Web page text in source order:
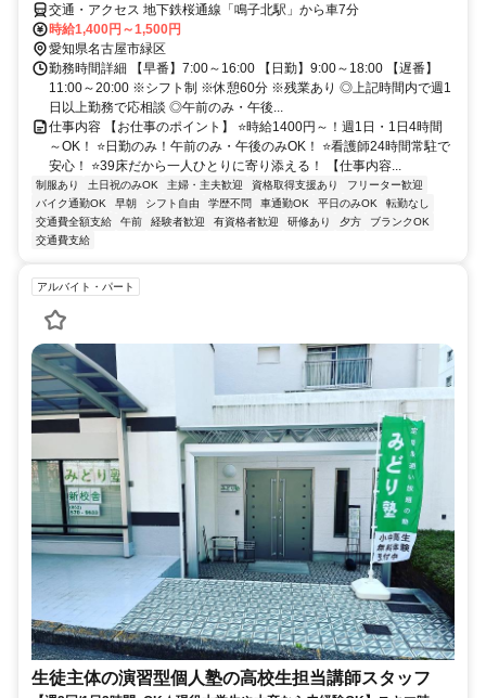
交通・アクセス 地下鉄桜通線「鳴子北駅」から車7分
時給1,400円～1,500円
愛知県名古屋市緑区
勤務時間詳細 【早番】7:00～16:00 【日勤】9:00～18:00 【遅番】
11:00～20:00 ※シフト制 ※休憩60分 ※残業あり ◎上記時間内で週1
日以上勤務で応相談 ◎午前のみ・午後...
仕事内容 【お仕事のポイント】 ⭐時給1400円～！週1日・1日4時間
～OK！ ⭐日勤のみ！午前のみ・午後のみOK！ ⭐看護師24時間常駐で
安心！ ⭐39床だから一人ひとりに寄り添える！ 【仕事内容...
制服あり 土日祝のみOK 主婦・主夫歓迎 資格取得支援あり
フリーター歓迎
バイク通勤OK
早朝 シフト自由 学歴不問 車通勤OK 平日のみOK
転勤なし
交通費全額支給
午前 経験者歓迎 有資格者歓迎 研修あり 夕方
ブランクOK
交通費支給
アルバイト・パート
生徒主体の演習型個人塾の高校生担当講師スタッフ